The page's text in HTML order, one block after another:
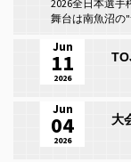
2026全日本選手
舞台は南魚沼の
Jun
11
2026
大
Jun
04
2026